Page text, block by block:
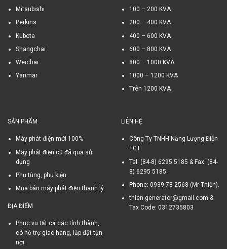
Mitsubishi
Perkins
Kubota
Shangchai
Weichai
Yanmar
100 – 200 KVA
200 – 400 KVA
400 – 600 KVA
600 – 800 KVA
800 – 1000 KVA
1000 – 1200 KVA
Trên 1200 KVA
SẢN PHẨM
Máy phát điện mới 100%
Máy phát điện cũ đã qua sử
dụng
Phụ tùng, phụ kiện
Mua bán máy phát điện thanh lý
ĐỊA ĐIỂM
Phục vụ tất cả các tỉnh thành,
có hỗ trợ giao hàng, lắp đặt tận
nơi.
LIÊN HỆ
Công Ty TNHH Năng Lượng Điện
TCT
Tel: (84-8) 6295 5185 & Fax: (84-
8) 6295 5185.
Phone: 0939 78 2568 (Mr Thiện).
thien.generator@gmail.com &
Tax Code: 0312735803